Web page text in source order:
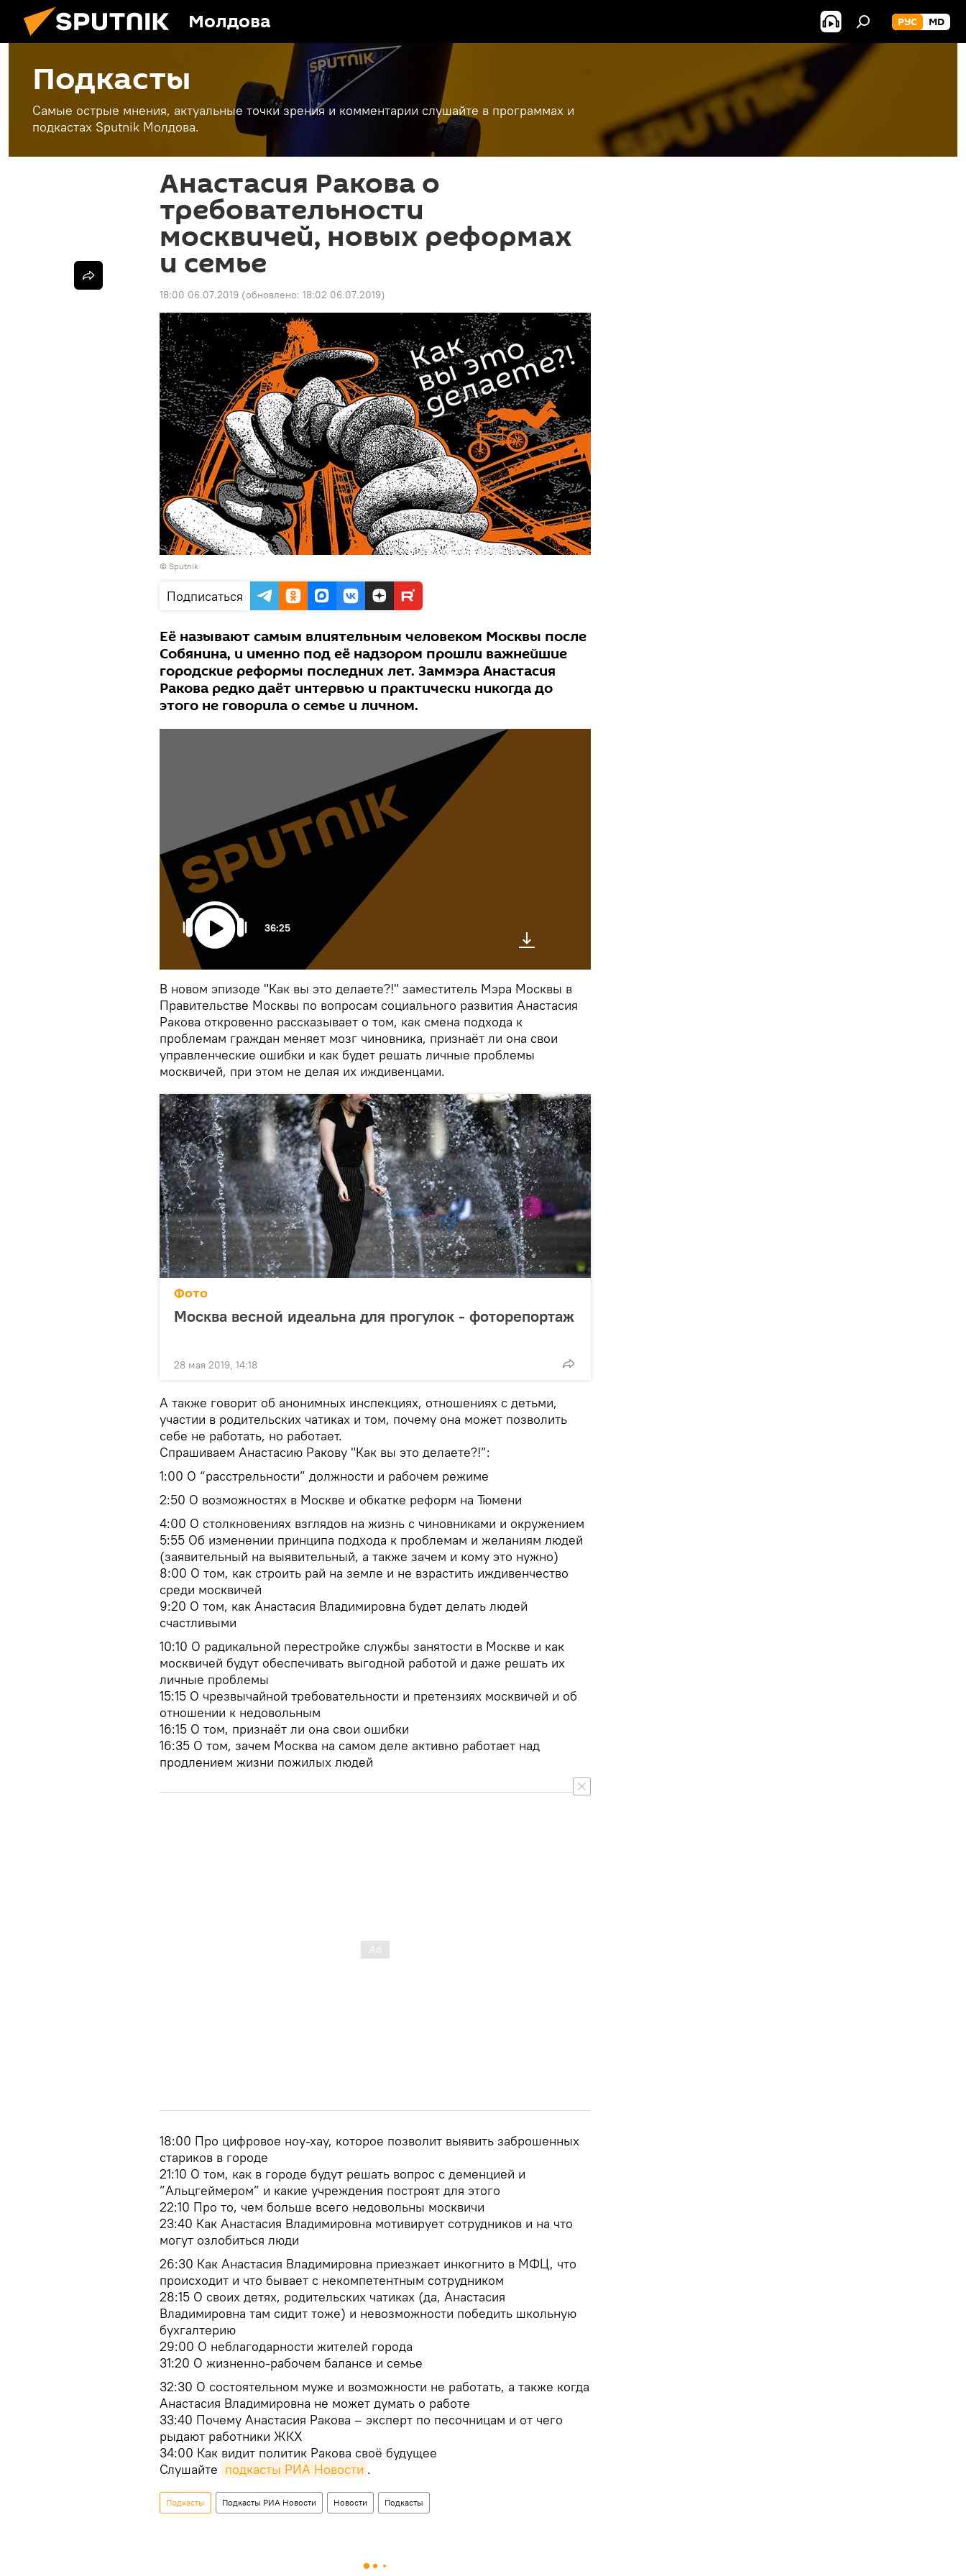
Молдова РУС MD
Подкасты
Самые острые мнения, актуальные точки зрения и комментарии слушайте в программах и
подкастах Sputnik Молдова.
Анастасия Ракова о
требовательности
москвичей, новых реформах
и семье
18:00 06.07.2019 (обновлено: 18:02 06.07.2019)
© Sputnik
Подписаться
Её называют самым влиятельным человеком Москвы после
Собянина, и именно под её надзором прошли важнейшие
городские реформы последних лет. Заммэра Анастасия
Ракова редко даёт интервью и практически никогда до
этого не говорила о семье и личном.
36:25
В новом эпизоде "Как вы это делаете?!" заместитель Мэра Москвы в
Правительстве Москвы по вопросам социального развития Анастасия
Ракова откровенно рассказывает о том, как смена подхода к
проблемам граждан меняет мозг чиновника, признаёт ли она свои
управленческие ошибки и как будет решать личные проблемы
москвичей, при этом не делая их иждивенцами.
Фото
Москва весной идеальна для прогулок - фоторепортаж
28 мая 2019, 14:18
А также говорит об анонимных инспекциях, отношениях с детьми,
участии в родительских чатиках и том, почему она может позволить
себе не работать, но работает.
Спрашиваем Анастасию Ракову "Как вы это делаете?!”:
1:00 О “расстрельности” должности и рабочем режиме
2:50 О возможностях в Москве и обкатке реформ на Тюмени
4:00 О столкновениях взглядов на жизнь с чиновниками и окружением
5:55 Об изменении принципа подхода к проблемам и желаниям людей
(заявительный на выявительный, а также зачем и кому это нужно)
8:00 О том, как строить рай на земле и не взрастить иждивенчество
среди москвичей
9:20 О том, как Анастасия Владимировна будет делать людей
счастливыми
10:10 О радикальной перестройке службы занятости в Москве и как
москвичей будут обеспечивать выгодной работой и даже решать их
личные проблемы
15:15 О чрезвычайной требовательности и претензиях москвичей и об
отношении к недовольным
16:15 О том, признаёт ли она свои ошибки
16:35 О том, зачем Москва на самом деле активно работает над
продлением жизни пожилых людей
18:00 Про цифровое ноу-хау, которое позволит выявить заброшенных
стариков в городе
21:10 О том, как в городе будут решать вопрос с деменцией и
”Альцгеймером” и какие учреждения построят для этого
22:10 Про то, чем больше всего недовольны москвичи
23:40 Как Анастасия Владимировна мотивирует сотрудников и на что
могут озлобиться люди
26:30 Как Анастасия Владимировна приезжает инкогнито в МФЦ, что
происходит и что бывает с некомпетентным сотрудником
28:15 О своих детях, родительских чатиках (да, Анастасия
Владимировна там сидит тоже) и невозможности победить школьную
бухгалтерию
29:00 О неблагодарности жителей города
31:20 О жизненно-рабочем балансе и семье
32:30 О состоятельном муже и возможности не работать, а также когда
Анастасия Владимировна не может думать о работе
33:40 Почему Анастасия Ракова – эксперт по песочницам и от чего
рыдают работники ЖКХ
34:00 Как видит политик Ракова своё будущее
Слушайте подкасты РИА Новости .
Подкасты Подкасты РИА Новости Новости Подкасты